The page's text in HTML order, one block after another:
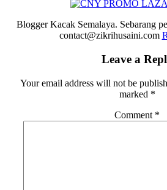
Blogger Kacak Semalaya. Sebarang
contact@zikrihusaini.com
Leave a
Your email address will not be
marked *
Comment *